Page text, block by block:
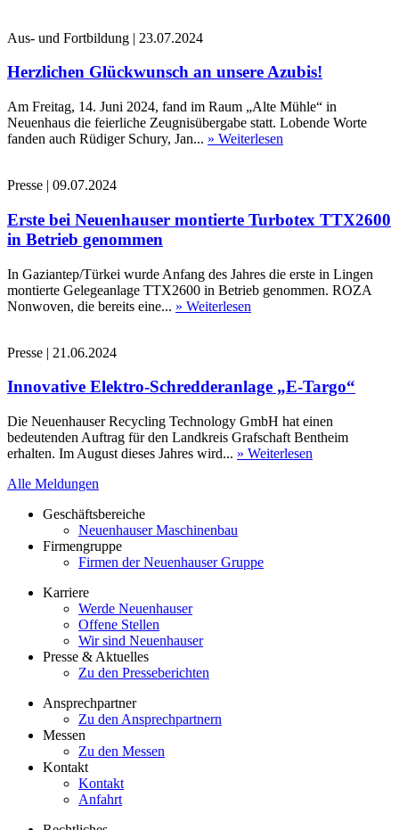
Aus- und Fortbildung | 23.07.2024
Herzlichen Glückwunsch an unsere Azubis!
Am Freitag, 14. Juni 2024, fand im Raum „Alte Mühle“ in
Neuenhaus die feierliche Zeugnisübergabe statt. Lobende Worte
fanden auch Rüdiger Schury, Jan... » Weiterlesen
Presse | 09.07.2024
Erste bei Neuenhauser montierte Turbotex TTX2600
in Betrieb genommen
In Gaziantep/Türkei wurde Anfang des Jahres die erste in Lingen
montierte Gelegeanlage TTX2600 in Betrieb genommen. ROZA
Nonwoven, die bereits eine... » Weiterlesen
Presse | 21.06.2024
Innovative Elektro-Schredderanlage „E-Targo“
Die Neuenhauser Recycling Technology GmbH hat einen
bedeutenden Auftrag für den Landkreis Grafschaft Bentheim
erhalten. Im August dieses Jahres wird... » Weiterlesen
Alle Meldungen
Geschäftsbereiche
Neuenhauser Maschinenbau
Firmengruppe
Firmen der Neuenhauser Gruppe
Karriere
Werde Neuenhauser
Offene Stellen
Wir sind Neuenhauser
Presse & Aktuelles
Zu den Presseberichten
Ansprechpartner
Zu den Ansprechpartnern
Messen
Zu den Messen
Kontakt
Kontakt
Anfahrt